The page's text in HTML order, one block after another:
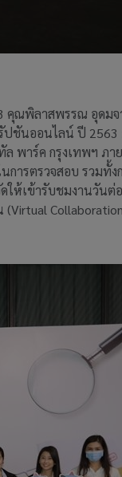
คุณพิลาสพรรณ อุดม
ชันออนไลน์ ปี 2563
พาร์ค กรุงเทพฯ ภา
การตรวจสอบ รวมทั้ง
ให้เข้ารับชมงานวันต่